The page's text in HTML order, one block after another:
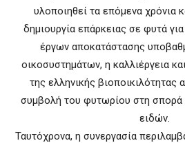
υλοποιηθεί τα επόμενα χρόνια
δημιουργία επάρκειας σε φυτά
έργων αποκατάστασης
οικοσυστημάτων, η καλλιέργεια
της ελληνικής βιοποικιλότητας
συμβολή του φυτωρίου στη σπορά
ειδών.
Ταυτόχρονα, η συνεργασία